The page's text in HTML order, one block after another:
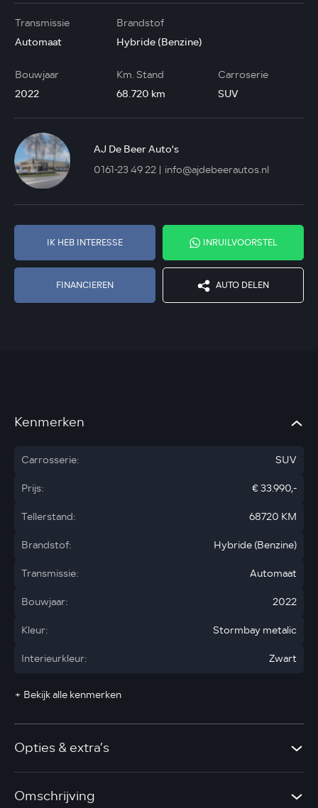
Transmissie
Automaat
Brandstof
Hybride (Benzine)
Bouwjaar
2022
Km. Stand
68.720 km
Carroserie
SUV
AJ De Beer Auto's
0161-23 49 22
info@ajdebeerautos.nl
IK HEB INTERESSE INRUILVOORSTEL
FINANCIEREN AUTO DELEN
Kenmerken
Carrosserie:
SUV
Prijs:
€ 33.990,-
Tellerstand:
68720 KM
Brandstof:
Hybride (Benzine)
Transmissie:
Automaat
Bouwjaar:
2022
Kleur:
Stormbay metalic
Interieurkleur:
Zwart
+ Bekijk alle kenmerken
Opties & extra’s
Omschrijving